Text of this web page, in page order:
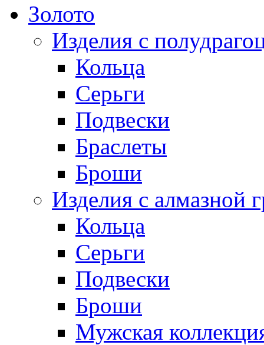
Золото
Изделия с
Кольца
Серьги
Подвески
Браслеты
Броши
Изделия с алмазной
Кольца
Серьги
Подвески
Броши
Мужская